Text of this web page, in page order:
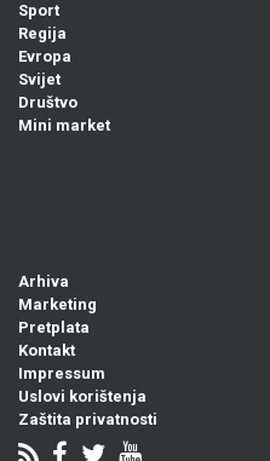
Sport
Regija
Evropa
Svijet
Društvo
Mini market
Arhiva
Marketing
Pretplata
Kontakt
Impressum
Uslovi korištenja
Zaštita privatnosti